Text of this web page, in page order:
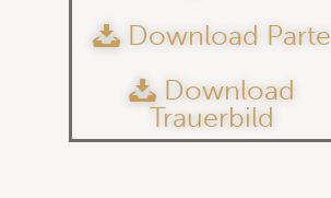
Download Parte
Download
Trauerbild